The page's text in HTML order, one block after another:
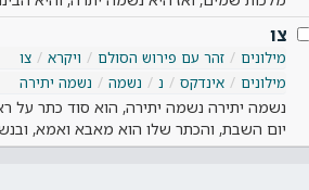
צו
מילונים זהר עם פירוש הסולם ויקרא
צו
מילונים
אינדקס נ נשמה נשמה יתירה
נשמה יתירה נשמה יתירה, הוא סוד כתר על
יום השבת, והכתר שלו הוא מאבא ואמא,